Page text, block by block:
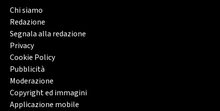
Chi siamo
Redazione
Segnala alla redazione
Privacy
Cookie Policy
Pubblicità
Moderazione
Copyright ed immagini
Applicazione mobile